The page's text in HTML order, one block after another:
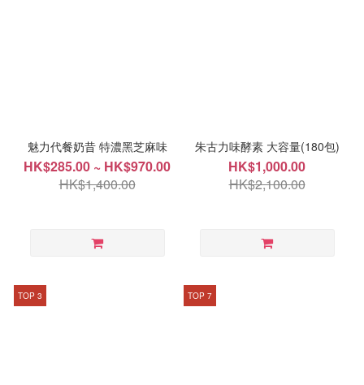
魅力代餐奶昔 特濃黑芝麻味
HK$285.00 ~ HK$970.00
HK$1,400.00
朱古力味酵素 大容量(180包)
HK$1,000.00
HK$2,100.00
TOP 3 TOP 7